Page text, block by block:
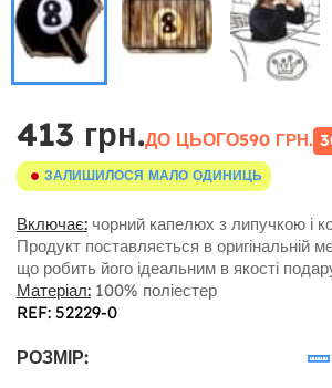
413 грн.ДО ЦЬОГО590 ГРН.
ЗАЛИШИЛОСЯ МАЛО ОДИНИЦЬ
Включає: чорний капелюх з липучкою і
Продукт поставляється в оригінальній
що робить його ідеальним в якості
Матеріал: 100% поліестер
REF: 52229-0
РОЗМІР: